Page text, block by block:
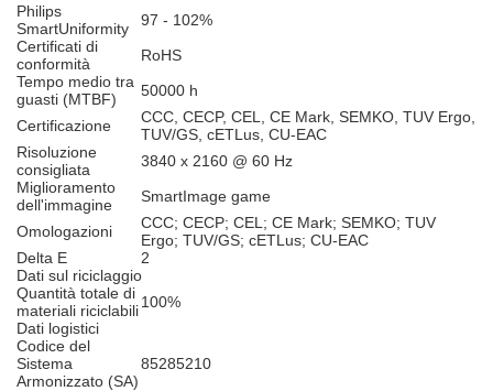
Philips
SmartUniformity
97 - 102%
Certificati di
conformità
RoHS
Tempo medio tra
guasti (MTBF)
50000 h
Certificazione
CCC, CECP, CEL, CE Mark, SEMKO, TUV Ergo,
TUV/GS, cETLus, CU-EAC
Risoluzione
consigliata
3840 x 2160 @ 60 Hz
Miglioramento
dell'immagine
SmartImage game
Omologazioni
CCC; CECP; CEL; CE Mark; SEMKO; TUV
Ergo; TUV/GS; cETLus; CU-EAC
Delta E
2
Dati sul riciclaggio
Quantità totale di
materiali riciclabili100%
Dati logistici
Codice del
Sistema
Armonizzato (SA)
85285210